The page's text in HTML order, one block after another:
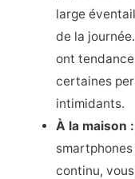
large
de la
ont
certaines
intimidants.
À la maison
continu,